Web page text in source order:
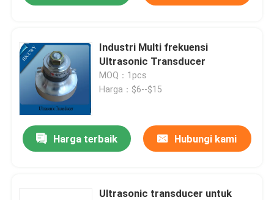
Industri Multi frekuensi
Ultrasonic Transducer
MOQ：1pcs
Harga：$6--$15
Harga terbaik Hubungi kami
Ultrasonic transducer untuk